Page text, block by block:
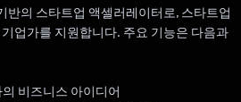
반의 스타트업 액셀러레이터로, 스타트업
업가를 지원합니다. 주요 기능은 다음과
비즈니스 아이디어